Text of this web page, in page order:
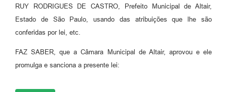
RUY RODRIGUES DE CASTRO, Prefeito Municipal de Altair,
Estado de São Paulo, usando das atribuições que lhe são
conferidas por lei, etc.
FAZ SABER, que a Câmara Municipal de Altair, aprovou e ele
promulga e sanciona a presente lei: